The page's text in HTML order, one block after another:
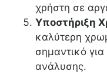
χρήστη σε
Υποστήριξη
καλύτερη
σημαντικό
ανάλυσης.